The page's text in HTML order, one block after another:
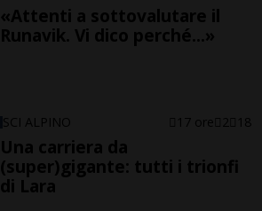
«Attenti a sottovalutare il
Runavik. Vi dico perché...»
SCI ALPINO 17 ore 2 18
Una carriera da
(super)gigante: tutti i trionfi
di Lara